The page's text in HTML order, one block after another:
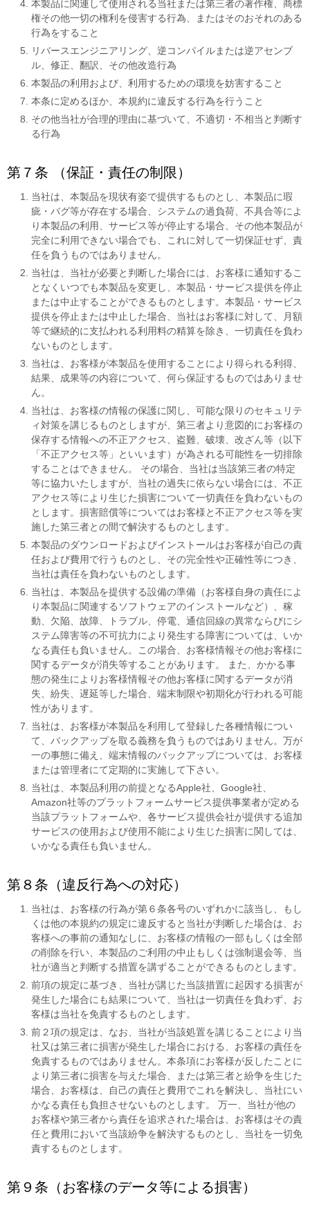
本製品に関連して使用される当社または第三者の著作権、商標
権その他一切の権利を侵害する行為、またはそのおそれのある
行為をすること
リバースエンジニアリング、逆コンパイルまたは逆アセンブ
ル、修正、翻訳、その他改造行為
本製品の利用および、利用するための環境を妨害すること
本条に定めるほか、本規約に違反する行為を行うこと
その他当社が合理的理由に基づいて、不適切・不相当と判断す
る行為
第７条 （保証・責任の制限）
当社は、本製品を現状有姿で提供するものとし、本製品に瑕
疵・バグ等が存在する場合、システムの過負荷、不具合等によ
り本製品の利用、サービス等が停止する場合、その他本製品が
完全に利用できない場合でも、これに対して一切保証せず、責
任を負うものではありません。
当社は、当社が必要と判断した場合には、お客様に通知するこ
となくいつでも本製品を変更し、本製品・サービス提供を停止
または中止することができるものとします。本製品・サービス
提供を停止または中止した場合、当社はお客様に対して、月額
等で継続的に支払われる利用料の精算を除き、一切責任を負わ
ないものとします。
当社は、お客様が本製品を使用することにより得られる利得、
結果、成果等の内容について、何ら保証するものではありませ
ん。
当社は、お客様の情報の保護に関し、可能な限りのセキュリテ
ィ対策を講じるものとしますが、第三者より意図的にお客様の
保存する情報への不正アクセス、盗難、破壊、改ざん等（以下
「不正アクセス等」といいます）が為される可能性を一切排除
することはできません。 その場合、当社は当該第三者の特定
等に協力いたしますが、当社の過失に依らない場合には、不正
アクセス等により生じた損害について一切責任を負わないもの
とします。損害賠償等についてはお客様と不正アクセス等を実
施した第三者との間で解決するものとします。
本製品のダウンロードおよびインストールはお客様が自己の責
任および費用で行うものとし、その完全性や正確性等につき、
当社は責任を負わないものとします。
当社は、本製品を提供する設備の準備（お客様自身の責任によ
り本製品に関連するソフトウェアのインストールなど）、稼
動、欠陥、故障、トラブル、停電、通信回線の異常ならびにシ
ステム障害等の不可抗力により発生する障害については、いか
なる責任も負いません。この場合、お客様情報その他お客様に
関するデータが消失等することがあります。 また、かかる事
態の発生によりお客様情報その他お客様に関するデータが消
失、紛失、遅延等した場合、端末制限や初期化が行われる可能
性があります。
当社は、お客様が本製品を利用して登録した各種情報につい
て、バックアップを取る義務を負うものではありません。万が
一の事態に備え、端末情報のバックアップについては、お客様
または管理者にて定期的に実施して下さい。
当社は、本製品利用の前提となるApple社、Google社、
Amazon社等のプラットフォームサービス提供事業者が定める
当該プラットフォームや、各サービス提供会社が提供する追加
サービスの使用および使用不能により生じた損害に関しては、
いかなる責任も負いません。
第８条（違反行為への対応）
当社は、お客様の行為が第６条各号のいずれかに該当し、もし
くは他の本規約の規定に違反すると当社が判断した場合は、お
客様への事前の通知なしに、お客様の情報の一部もしくは全部
の削除を行い、本製品のご利用の中止もしくは強制退会等、当
社が適当と判断する措置を講ずることができるものとします。
前項の規定に基づき、当社が講じた当該措置に起因する損害が
発生した場合にも結果について、当社は一切責任を負わず、お
客様は当社を免責するものとします。
前２項の規定は、なお、当社が当該処置を講じることにより当
社又は第三者に損害が発生した場合における、お客様の責任を
免責するものではありません。本条項にお客様が反したことに
より第三者に損害を与えた場合、または第三者と紛争を生じた
場合、お客様は、自己の責任と費用でこれを解決し、当社にい
かなる責任も負担させないものとします。 万一、当社が他の
お客様や第三者から責任を追求された場合は、お客様はその責
任と費用において当該紛争を解決するものとし、当社を一切免
責するものとします。
第９条（お客様のデータ等による損害）